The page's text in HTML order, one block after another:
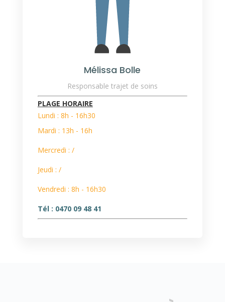
Mélissa Bolle
Responsable trajet de soins
PLAGE HORAIRE
Lundi : 8h - 16h30
Mardi : 13h - 16h
Mercredi : /
Jeudi : /
Vendredi : 8h - 16h30
Tél : 0470 09 48 41